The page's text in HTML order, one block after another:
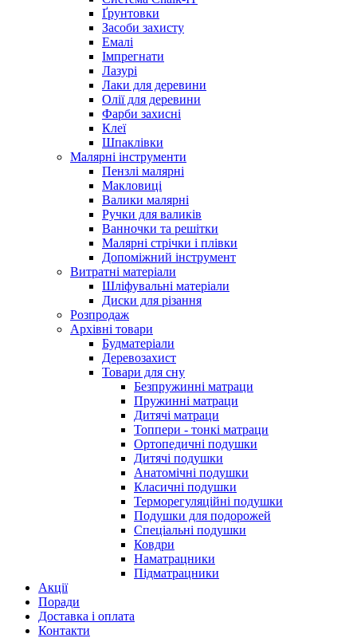
Ґрунтовки
Засоби захисту
Емалі
Імпрегнати
Лазурі
Лаки для деревини
Олії для деревини
Фарби захисні
Клеї
Шпаклівки
Малярні інструменти
Пензлі малярні
Макловиці
Валики малярні
Ручки для валиків
Ванночки та решітки
Малярні стрічки і плівки
Допоміжний інструмент
Витратні матеріали
Шліфувальні матеріали
Диски для різання
Розпродаж
Архівні товари
Будматеріали
Деревозахист
Товари для сну
Безпружинні матраци
Пружинні матраци
Дитячі матраци
Топпери - тонкі матраци
Ортопедичні подушки
Дитячі подушки
Анатомічні подушки
Класичні подушки
Терморегуляційні подушки
Подушки для подорожей
Спеціальні подушки
Ковдри
Наматрацники
Підматрацники
Акції
Поради
Доставка і оплата
Контакти